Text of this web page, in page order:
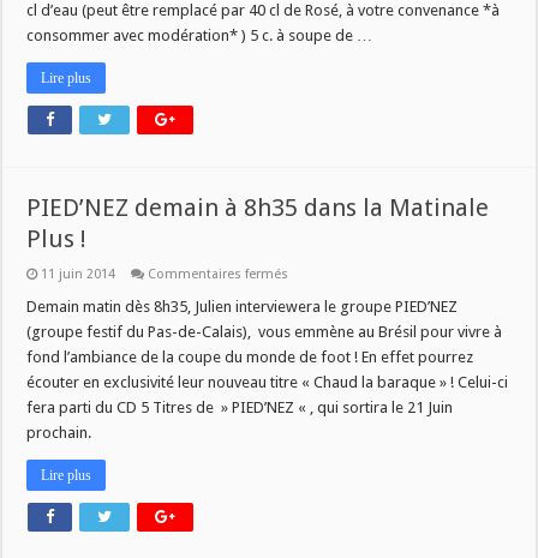
cl d’eau (peut être remplacé par 40 cl de Rosé, à votre convenance *à
consommer avec modération* ) 5 c. à soupe de …
Lire plus
PIED’NEZ demain à 8h35 dans la Matinale
Plus !
11 juin 2014 Commentaires fermés
demain
8h35
dans
la
Matinale
!
Demain matin dès 8h35, Julien interviewera le groupe PIED’NEZ
(groupe festif du Pas-de-Calais), vous emmène au Brésil pour vivre à
fond l’ambiance de la coupe du monde de foot ! En effet pourrez
écouter en exclusivité leur nouveau titre « Chaud la baraque » ! Celui-ci
fera parti du CD 5 Titres de » PIED’NEZ « , qui sortira le 21 Juin
prochain.
Lire plus